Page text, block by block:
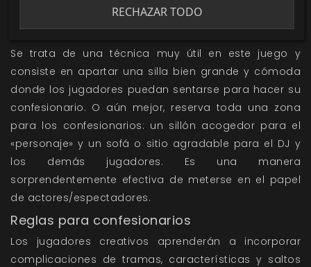
salsa picante para cegar al líder de los gules, dando
al equipo unos preciosos segundos para escapar.
Se trata de una técnica muy útil en este juego y
consiste en apartar una silla bien grande y cómoda
donde los jugadores puedan sentarse para hacer su
confesionario. O aún mejor, reserva toda una zona
para los confesionarios: un sillón acogedor para el
«personaje» y un sofá o sitio agradable para el DJ y
los demás jugadores. Es una manera
sorprendentemente efectiva de meterse en el papel
de actores/espectadores.
Reglas para confesionarios
Los jugadores creativos aprenderán a incorporar
complicaciones de tramas, características y saltos
RECHAZAR TODO